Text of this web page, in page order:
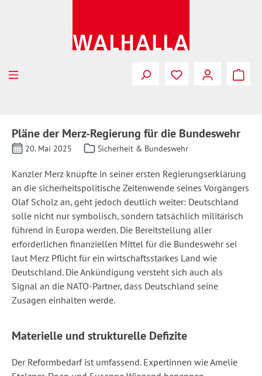
Pläne der Merz-Regierung für die Bundeswehr
20. Mai 2025 Sicherheit & Bundeswehr
Kanzler Merz knüpfte in seiner ersten Regierungserklärung
an die sicherheitspolitische Zeitenwende seines Vorgängers
Olaf Scholz an, geht jedoch deutlich weiter: Deutschland
solle nicht nur symbolisch, sondern tatsächlich militärisch
führend in Europa werden. Die Bereitstellung aller
erforderlichen finanziellen Mittel für die Bundeswehr sei
laut Merz Pflicht für ein wirtschaftsstarkes Land wie
Deutschland. Die Ankündigung versteht sich auch als
Signal an die NATO-Partner, dass Deutschland seine
Zusagen einhalten werde.
Materielle und strukturelle Defizite
Der Reformbedarf ist umfassend. Expertinnen wie Amelie